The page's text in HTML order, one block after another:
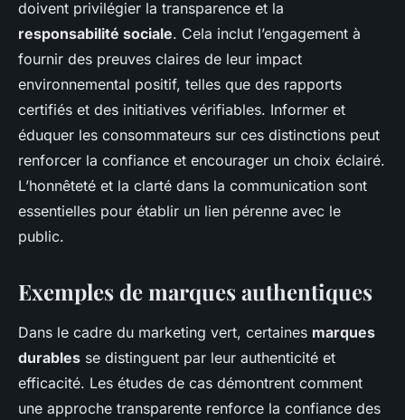
doivent privilégier la transparence et la
responsabilité sociale. Cela inclut l’engagement à
fournir des preuves claires de leur impact
environnemental positif, telles que des rapports
certifiés et des initiatives vérifiables. Informer et
éduquer les consommateurs sur ces distinctions peut
renforcer la confiance et encourager un choix éclairé.
L’honnêteté et la clarté dans la communication sont
essentielles pour établir un lien pérenne avec le
public.
Exemples de marques authentiques
Dans le cadre du marketing vert, certaines marques
durables se distinguent par leur authenticité et
efficacité. Les études de cas démontrent comment
une approche transparente renforce la confiance des